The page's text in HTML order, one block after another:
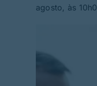
agosto, às